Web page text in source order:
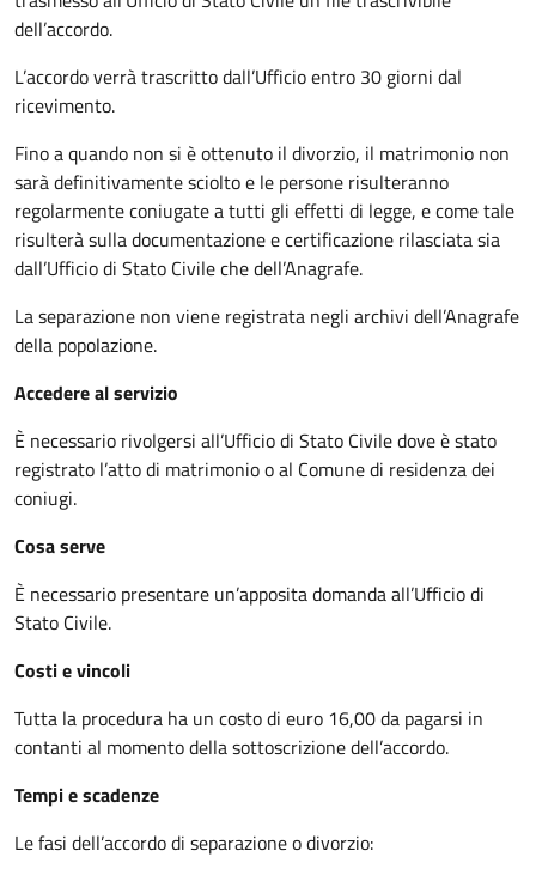
dell’accordo.
L’accordo verrà trascritto dall’Ufficio entro 30 giorni dal
ricevimento.
Fino a quando non si è ottenuto il divorzio, il matrimonio non
sarà definitivamente sciolto e le persone risulteranno
regolarmente coniugate a tutti gli effetti di legge, e come tale
risulterà sulla documentazione e certificazione rilasciata sia
dall’Ufficio di Stato Civile che dell’Anagrafe.
La separazione non viene registrata negli archivi dell’Anagrafe
della popolazione.
Accedere al servizio
È necessario rivolgersi all’Ufficio di Stato Civile dove è stato
registrato l’atto di matrimonio o al Comune di residenza dei
coniugi.
Cosa serve
È necessario presentare un’apposita domanda all’Ufficio di
Stato Civile.
Costi e vincoli
Tutta la procedura ha un costo di euro 16,00 da pagarsi in
contanti al momento della sottoscrizione dell’accordo.
Tempi e scadenze
Le fasi dell’accordo di separazione o divorzio: